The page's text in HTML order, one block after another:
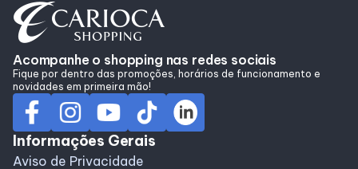
Acompanhe o shopping nas redes sociais
Fique por dentro das promoções, horários de funcionamento e
novidades em primeira mão!
Informações Gerais
Aviso de Privacidade